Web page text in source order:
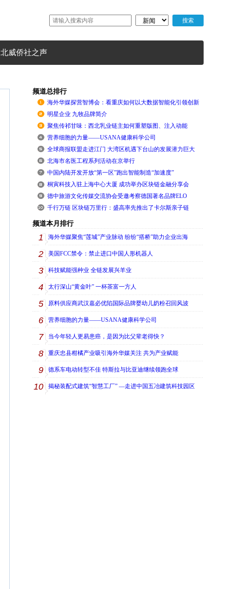
北威侨社之声
频道总排行
海外华媒探营智博会：看重庆如何以大数据智能化引领创新
明星企业 九牧品牌简介
聚焦传祁甘味：西北乳业链主如何重塑版图、注入动能
营养细胞的力量——USANA健康科学公司
全球商报联盟走进江门 大湾区机遇下台山的发展潜力巨大
北海市名医工程系列活动在京举行
中国内陆开发开放“第一区”跑出智能制造“加速度”
桐寅科技入驻上海中心大厦 成功举办区块链金融分享会
德中旅游文化传媒交流协会受邀考察德国著名品牌ELO
千行万链 区块链万里行：盛高率先推出了卡尔斯亲子链
频道本月排行
1 海外华媒聚焦“莲城”产业脉动 纷纷“搭桥”助力企业出海
2 美国FCC禁令：禁止进口中国人形机器人
3 科技赋能强种业 全链发展兴羊业
4 太行深山“黄金叶” 一杯茶富一方人
5 原料供应商武汉嘉必优陷国际品牌婴幼儿奶粉召回风波
6 营养细胞的力量——USANA健康科学公司
7 当今年轻人更易患癌，是因为比父辈老得快？
8 重庆忠县柑橘产业吸引海外华媒关注 共为产业赋能
9 德系车电动转型不佳 特斯拉与比亚迪继续领跑全球
10 揭秘装配式建筑“智慧工厂” —走进中国五冶建筑科技园区